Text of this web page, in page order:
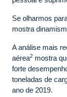
Se olharmos
mostra
A análise mais
aérea2 mostra
forte
toneladas de
ano de 2019.